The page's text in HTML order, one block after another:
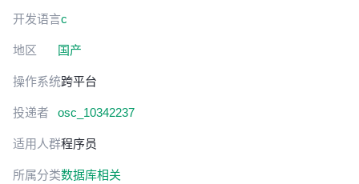
开发语言c
地区 国产
操作系统跨平台
投递者 osc_10342237
适用人群程序员
所属分类数据库相关